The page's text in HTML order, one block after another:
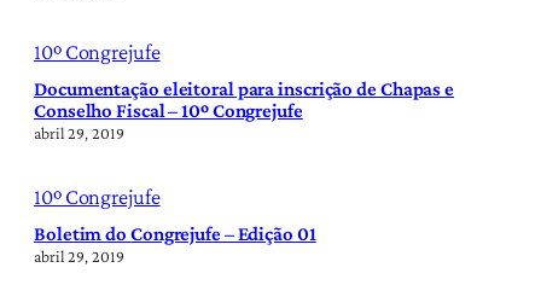
10º Congrejufe
Documentação eleitoral para inscrição de Chapas e
Conselho Fiscal – 10º Congrejufe
abril 29, 2019
10º Congrejufe
Boletim do Congrejufe – Edição 01
abril 29, 2019